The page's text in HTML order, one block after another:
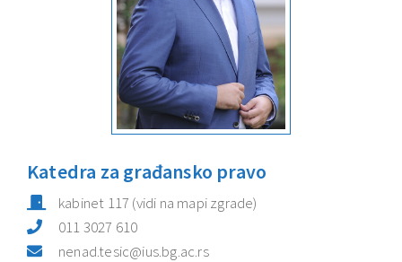
Katedra za građansko pravo
kabinet 117 (vidi na mapi zgrade)
011 3027 610
nenad.tesic@ius.bg.ac.rs